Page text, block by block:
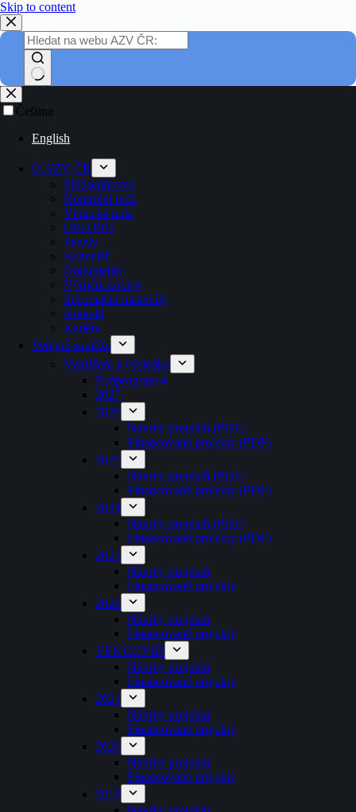
Skip to content
Čeština
English
O AZV ČR
Předsednictvo
Kontrolní rada
Vědecká rada
OPO PP4
Panely
Kancelář
Dokumenty
Výroční zprávy
Informační materiály
Kontakt
Kariéra
Veřejné soutěže
Vyhlášení a výsledky
Podprogram 4
2027
2026
Návrhy projektů (PDF)
Financované projekty (PDF)
2025
Návrhy projektů (PDF)
Financované projekty (PDF)
2024
Návrhy projektů (PDF)
Financované projekty (PDF)
2023
Návrhy projektů
Financované projekty
2022
Návrhy projektů
Financované projekty
VES COVID
Návrhy projektů
Financované projekty
2021
Návrhy projektů
Financované projekty
2020
Návrhy projektů
Financované projekty
2019